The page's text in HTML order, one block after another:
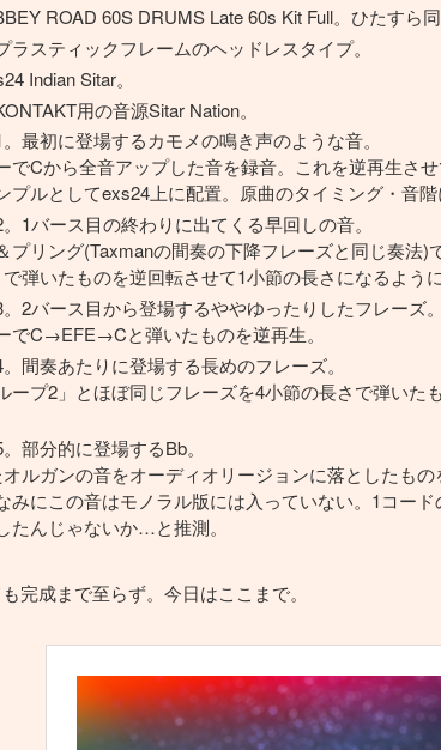
ROAD 60S DRUMS Late 60s Kit Full。ひたすら
ラスティックフレームのヘッドレスタイプ。
Indian Sitar。
用の音源Sitar Nation。
最初に登場するカモメの鳴き声のような音。
でCから全音アップした音を録音。これを逆再生さ
プルとしてexs24上に配置。原曲のタイミング・音階
1バース目の終わりに出てくる早回しの音。
プリング(Taxmanの間奏の下降フレーズと同じ奏法
弾いたものを逆回転させて1小節の長さになるように
2バース目から登場するややゆったりしたフレーズ。
でC→EFE→Cと弾いたものを逆再生。
間奏あたりに登場する長めのフレーズ。
ープ2」とほぼ同じフレーズを4小節の長さで弾い
部分的に登場するBb。
ルガンの音をオーディオリージョンに落としたも
みにこの音はモノラル版には入っていない。1コー
たんじゃないか…と推測。
完成まで至らず。今日はここまで。